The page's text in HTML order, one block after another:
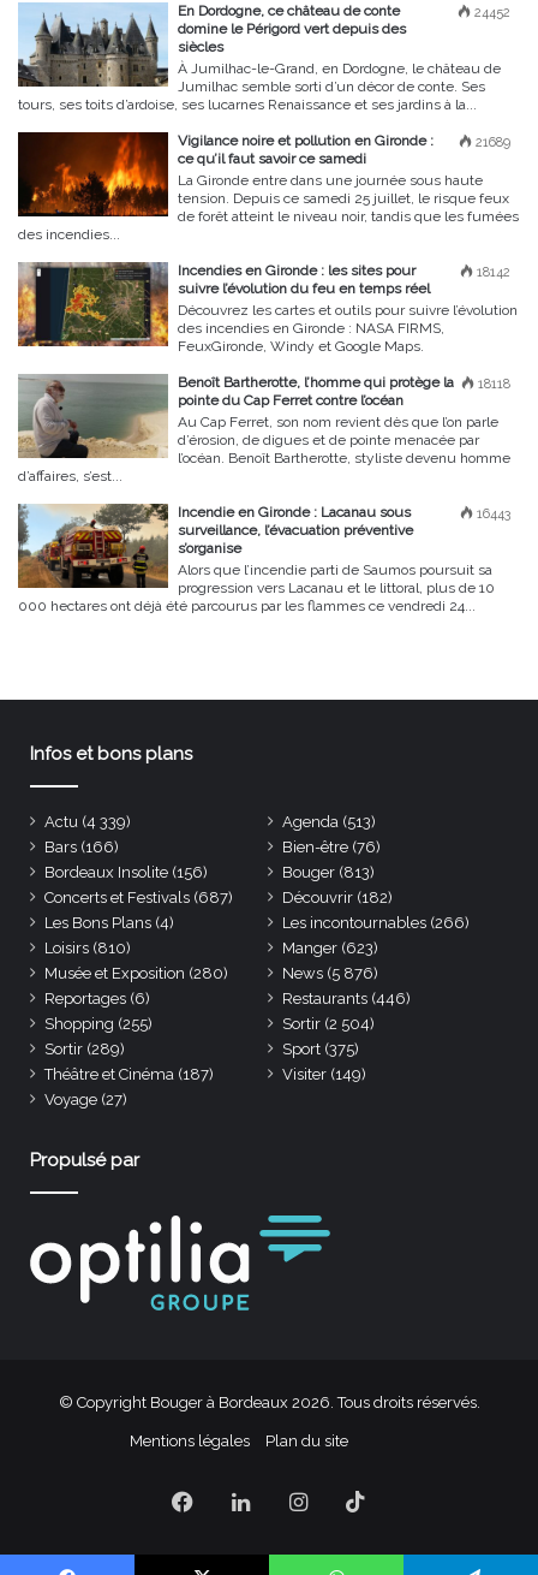
24452
En Dordogne, ce château de conte
domine le Périgord vert depuis des
siècles
À Jumilhac-le-Grand, en Dordogne, le château de
Jumilhac semble sorti d’un décor de conte. Ses
tours, ses toits d’ardoise, ses lucarnes Renaissance et ses jardins à la...
21689
Vigilance noire et pollution en Gironde :
ce qu’il faut savoir ce samedi
La Gironde entre dans une journée sous haute
tension. Depuis ce samedi 25 juillet, le risque feux
de forêt atteint le niveau noir, tandis que les fumées
des incendies...
18142
Incendies en Gironde : les sites pour
suivre l’évolution du feu en temps réel
Découvrez les cartes et outils pour suivre l’évolution
des incendies en Gironde : NASA FIRMS,
FeuxGironde, Windy et Google Maps.
18118
Benoît Bartherotte, l’homme qui protège la
pointe du Cap Ferret contre l’océan
Au Cap Ferret, son nom revient dès que l’on parle
d’érosion, de digues et de pointe menacée par
l’océan. Benoît Bartherotte, styliste devenu homme
d’affaires, s’est...
16443
Incendie en Gironde : Lacanau sous
surveillance, l’évacuation préventive
s’organise
Alors que l’incendie parti de Saumos poursuit sa
progression vers Lacanau et le littoral, plus de 10
000 hectares ont déjà été parcourus par les flammes ce vendredi 24...
Infos et bons plans
Actu (4 339) Agenda (513)
Bars (166) Bien-être (76)
Bordeaux Insolite (156) Bouger (813)
Concerts et Festivals (687) Découvrir (182)
Les Bons Plans (4) Les incontournables (266)
Loisirs (810) Manger (623)
Musée et Exposition (280) News (5 876)
Reportages (6) Restaurants (446)
Shopping (255) Sortir (2 504)
Sortir (289) Sport (375)
Théâtre et Cinéma (187) Visiter (149)
Voyage (27)
Propulsé par
© Copyright Bouger à Bordeaux 2026. Tous droits réservés.
Mentions légales Plan du site
Facebook
LinkedinInstagram